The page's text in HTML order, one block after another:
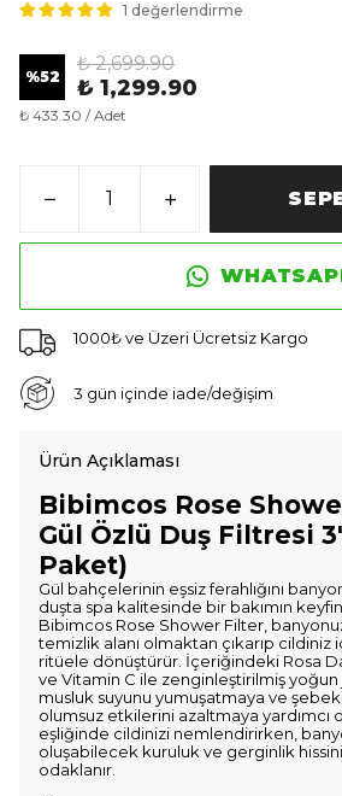
1 değerlendirme
%52
₺ 2,699.90
₺ 1,299.90
₺ 433.30 / Adet
1000₺ ve Üzeri Ücretsiz Kargo
3 gün içinde iade/değişim
Ürün Açıklaması
Bibimcos Rose
Gül Özlü Duş Filtresi
Paket)
Gül bahçelerinin eşsiz ferahlığını
duşta spa kalitesinde bir bakımın keyfini
Bibimcos Rose Shower Filter,
temizlik alanı olmaktan çıkarıp cildiniz
ritüele dönüştürür. İçeriğindeki Rosa
ve Vitamin C ile zenginleştirilmiş yoğun
musluk suyunu yumuşatmaya ve
olumsuz etkilerini azaltmaya yardımcı
eşliğinde cildinizi nemlendirirken,
oluşabilecek kuruluk ve gerginlik hissini
odaklanır.